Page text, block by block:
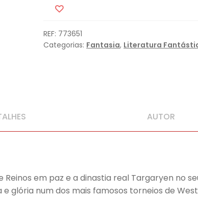
dos
Sete
Reinos
[Nova
REF: 773651
Categorias: Fantasia, Literatura
AUTOR
Reinos em paz e a dinastia real Targaryen no
glória num dos mais famosos torneios de